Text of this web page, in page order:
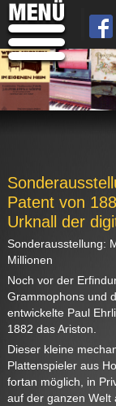
Patent von
Urknall der
Sonderausstellung:
Millionen
Noch vor der
Grammophons und
entwickelte Paul
1882 das Ariston.
Dieser kleine
Plattenspieler aus
fortan möglich, in
auf der ganzen Welt